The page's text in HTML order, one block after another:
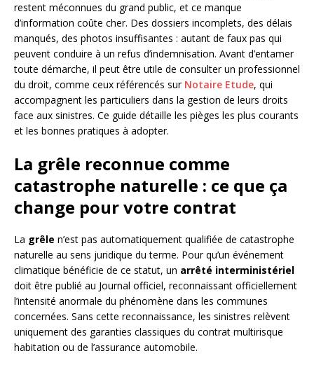
restent méconnues du grand public, et ce manque
d’information coûte cher. Des dossiers incomplets, des délais
manqués, des photos insuffisantes : autant de faux pas qui
peuvent conduire à un refus d’indemnisation. Avant d’entamer
toute démarche, il peut être utile de consulter un professionnel
du droit, comme ceux référencés sur Notaire Etude, qui
accompagnent les particuliers dans la gestion de leurs droits
face aux sinistres. Ce guide détaille les pièges les plus courants
et les bonnes pratiques à adopter.
La grêle reconnue comme
catastrophe naturelle : ce que ça
change pour votre contrat
La grêle n’est pas automatiquement qualifiée de catastrophe
naturelle au sens juridique du terme. Pour qu’un événement
climatique bénéficie de ce statut, un arrêté interministériel
doit être publié au Journal officiel, reconnaissant officiellement
l’intensité anormale du phénomène dans les communes
concernées. Sans cette reconnaissance, les sinistres relèvent
uniquement des garanties classiques du contrat multirisque
habitation ou de l’assurance automobile.